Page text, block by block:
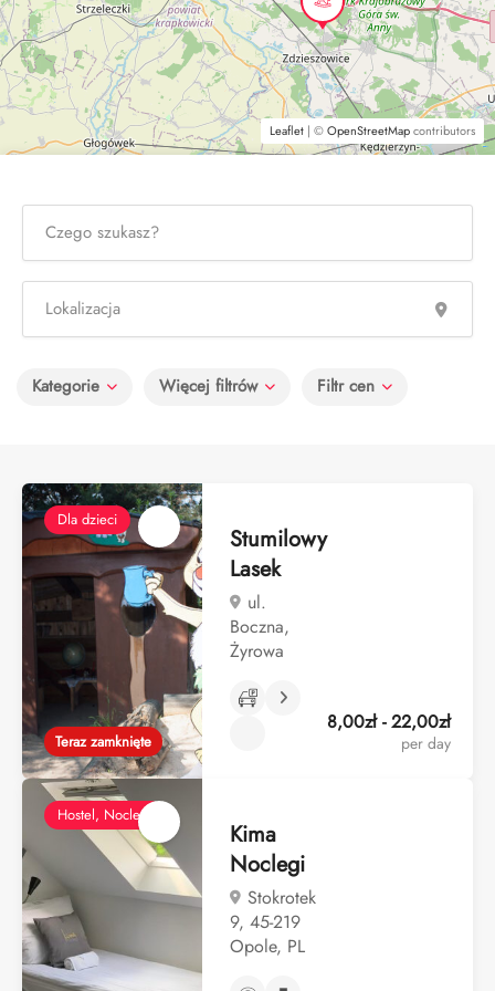
Kategorie Więcej filtrów Filtr cen
Teraz zamknięte
Dla dzieci
Stumilowy
Lasek
ul.
Boczna,
Żyrowa
8,00zł - 22,00zł
per day
Hostel, Noclegi
Kima
Noclegi
Stokrotek
9, 45-219
Opole, PL
Leaflet | ©OpenStreetMapcontributors